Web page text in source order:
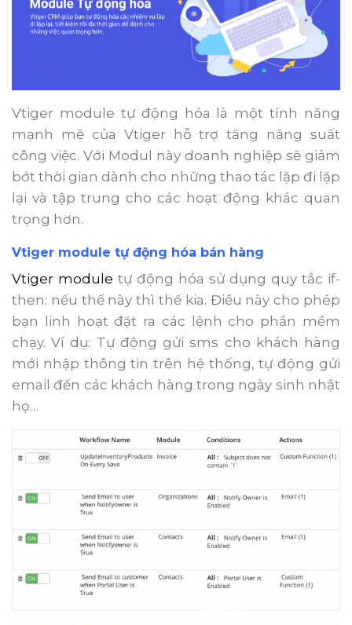
Vtiger module tự động hóa là một tính năng
mạnh mẽ của Vtiger hỗ trợ tăng năng suất
công việc. Với Modul này doanh nghiệp sẽ giảm
bớt thời gian dành cho những thao tác lặp đi lặp
lại và tập trung cho các hoạt động khác quan
trọng hơn.
Vtiger module tự động hóa bán hàng
Vtiger module tự động hóa sử dụng quy tắc if-
then: nếu thế này thì thế kia. Điều này cho phép
bạn linh hoạt đặt ra các lệnh cho phần mềm
chạy. Ví dụ: Tự động gửi sms cho khách hàng
mới nhập thông tin trên hệ thống, tự động gửi
email đến các khách hàng trong ngày sinh nhật
họ…